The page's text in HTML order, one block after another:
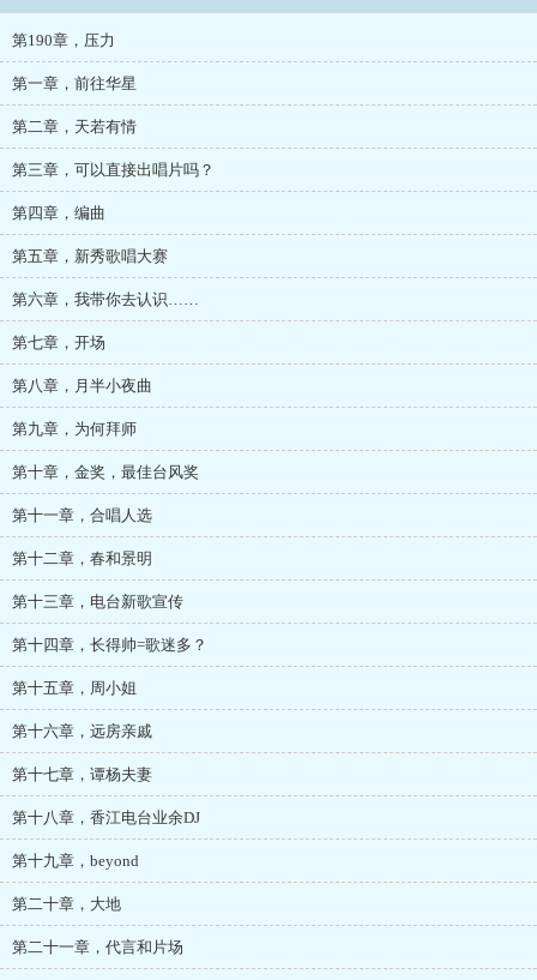
第190章，压力
第一章，前往华星
第二章，天若有情
第三章，可以直接出唱片吗？
第四章，编曲
第五章，新秀歌唱大赛
第六章，我带你去认识……
第七章，开场
第八章，月半小夜曲
第九章，为何拜师
第十章，金奖，最佳台风奖
第十一章，合唱人选
第十二章，春和景明
第十三章，电台新歌宣传
第十四章，长得帅=歌迷多？
第十五章，周小姐
第十六章，远房亲戚
第十七章，谭杨夫妻
第十八章，香江电台业余DJ
第十九章，beyond
第二十章，大地
第二十一章，代言和片场